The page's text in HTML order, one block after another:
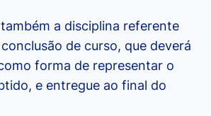
a disciplina referente
de curso, que deverá
forma de representar o
e entregue ao final do